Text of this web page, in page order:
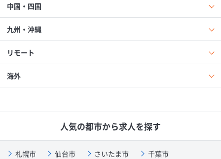
中国・四国
九州・沖縄
リモート
海外
人気の都市から求人を探す
札幌市 仙台市 さいたま市
千葉市